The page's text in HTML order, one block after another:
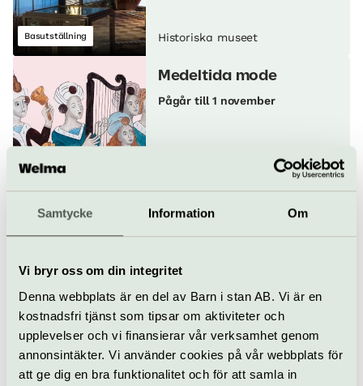
Samtycke Information Om
Vi bryr oss om din integritet
Denna webbplats är en del av Barn i stan AB. Vi är en
kostnadsfri tjänst som tipsar om aktiviteter och
upplevelser och vi finansierar vår verksamhet genom
annonsintäkter. Vi använder cookies på vår webbplats för
att ge dig en bra funktionalitet och för att samla in
Basutställning Historiska museet
Tillfällig utställning
Medeltida mode
Pågår till 1 november
Visning Museum
Visning: Vikingatida
Historiska museet
Guldrummet – en
skattkammare fylld av